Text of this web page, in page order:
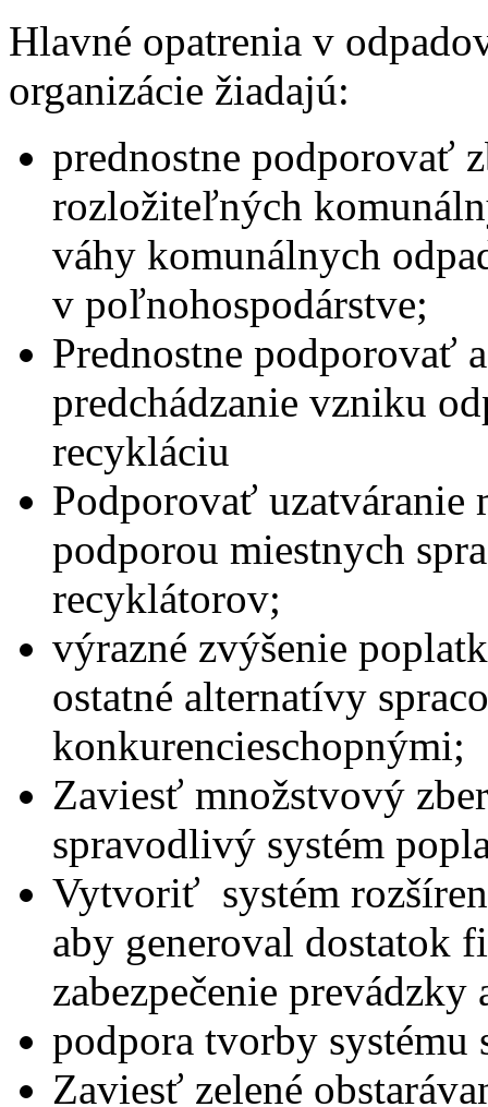
Hlavné opatrenia v
organizácie žiadajú:
prednostne podporovať
rozložiteľných
váhy komunálnych
v poľnohospodárstve;
Prednostne podporovať
predchádzanie vzniku
recykláciu
Podporovať uzatváranie
podporou miestnych
recyklátorov;
výrazné zvýšenie
ostatné alternatívy
konkurencieschopnými;
Zaviesť množstvový
spravodlivý systém
Vytvoriť systém
aby generoval dostatok
zabezpečenie
podpora tvorby
Zaviesť zelené